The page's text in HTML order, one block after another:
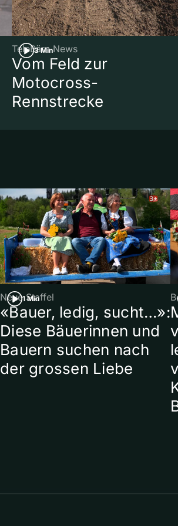
3 Min
TeleBärn News
Vom Feld zur
Motocross-
Rennstrecke
1 Min
Neue Staffel
«Bauer, ledig, sucht…»:
Diese Bäuerinnen und
Bauern suchen nach
der grossen Liebe